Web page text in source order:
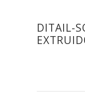
DITAIL-